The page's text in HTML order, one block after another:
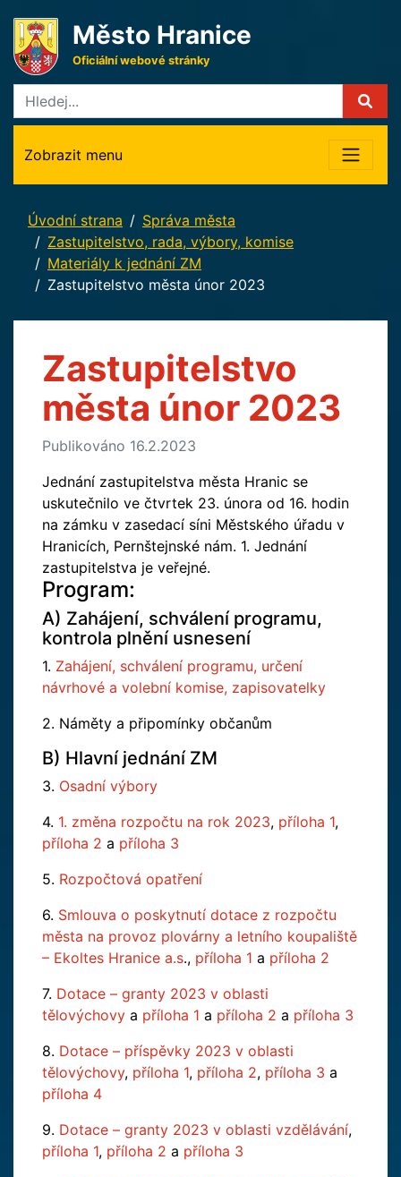
Město Hranice
Oficiální webové stránky
Zobrazit menu
Úvodní strana
Správa města
Zastupitelstvo, rada, výbory, komise
Materiály k jednání ZM
Zastupitelstvo města únor 2023
Zastupitelstvo
města únor 2023
Publikováno 16.2.2023
Jednání zastupitelstva města Hranic se
uskutečnilo ve čtvrtek 23. února od 16. hodin
na zámku v zasedací síni Městského úřadu v
Hranicích, Pernštejnské nám. 1. Jednání
zastupitelstva je veřejné.
Program:
A) Zahájení, schválení programu,
kontrola plnění usnesení
1. Zahájení, schválení programu, určení
návrhové a volební komise, zapisovatelky
2. Náměty a připomínky občanům
B) Hlavní jednání ZM
3. Osadní výbory
4. 1. změna rozpočtu na rok 2023, příloha 1,
příloha 2 a příloha 3
5. Rozpočtová opatření
6. Smlouva o poskytnutí dotace z rozpočtu
města na provoz plovárny a letního koupaliště
– Ekoltes Hranice a.s., příloha 1 a příloha 2
7. Dotace – granty 2023 v oblasti
tělovýchovy a příloha 1 a příloha 2 a příloha 3
8. Dotace – příspěvky 2023 v oblasti
tělovýchovy, příloha 1, příloha 2, příloha 3 a
příloha 4
9. Dotace – granty 2023 v oblasti vzdělávání,
příloha 1, příloha 2 a příloha 3